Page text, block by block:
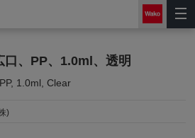
、PP、1.0ml、透明
1.0ml, Clear
)